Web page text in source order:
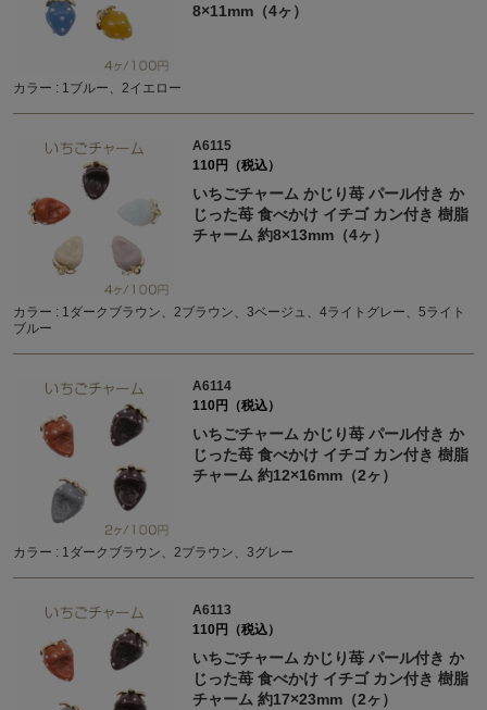
8×11mm（4ヶ）
カラー : 1ブルー、2イエロー
A6115
110円（税込）
いちごチャーム かじり苺 パール付き か
じった苺 食べかけ イチゴ カン付き 樹脂
チャーム 約8×13mm（4ヶ）
カラー : 1ダークブラウン、2ブラウン、3ベージュ、4ライトグレー、5ライト
ブルー
A6114
110円（税込）
いちごチャーム かじり苺 パール付き か
じった苺 食べかけ イチゴ カン付き 樹脂
チャーム 約12×16mm（2ヶ）
カラー : 1ダークブラウン、2ブラウン、3グレー
A6113
110円（税込）
いちごチャーム かじり苺 パール付き か
じった苺 食べかけ イチゴ カン付き 樹脂
チャーム 約17×23mm（2ヶ）